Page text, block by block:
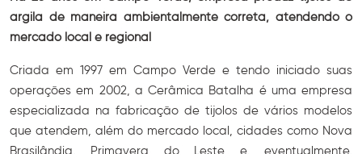
argila de maneira ambientalmente correta, atendendo o
mercado local e regional
Criada em 1997 em Campo Verde e tendo iniciado suas
operações em 2002, a Cerâmica Batalha é uma empresa
especializada na fabricação de tijolos de vários modelos
que atendem, além do mercado local, cidades como Nova
Brasilândia, Primavera do Leste e, eventualmente,